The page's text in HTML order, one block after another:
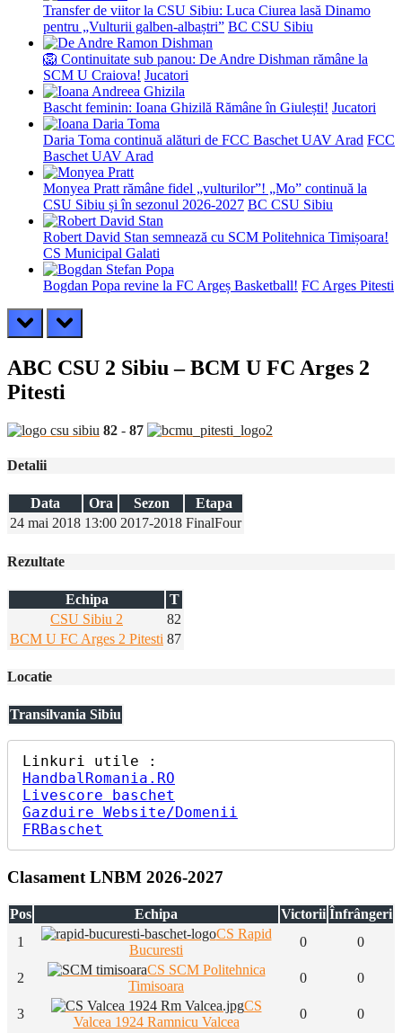
Transfer de viitor la CSU Sibiu: Luca Ciurea lasă Dinamo
pentru „Vulturii galben-albaștri” BC CSU Sibiu
🦁 Continuitate sub panou: De Andre Dishman rămâne la
SCM U Craiova! Jucatori
Bascht feminin: Ioana Ghizilă Rămâne în Giulești! Jucatori
Daria Toma continuă alături de FCC Baschet UAV Arad FCC
Baschet UAV Arad
Monyea Pratt rămâne fidel „vulturilor”! „Mo” continuă la
CSU Sibiu și în sezonul 2026-2027 BC CSU Sibiu
Robert David Stan semnează cu SCM Politehnica Timișoara!
CS Municipal Galati
Bogdan Popa revine la FC Argeș Basketball! FC Arges Pitesti
prev next
ABC CSU 2 Sibiu – BCM U FC Arges 2
Pitesti
82 - 87
Detalii
Data Ora Sezon
Etapa
24 mai 2018 13:00 2017-2018 FinalFour
Rezultate
Echipa
T
CSU Sibiu 2
82
BCM U FC Arges 2 Pitesti 87
Locatie
Transilvania Sibiu
HandbalRomania.RO
Livescore baschet
Gazduire Website/Domenii
FRBaschet
Clasament LNBM 2026-2027
Pos Echipa Victorii Înfrângeri
1
CS Rapid
Bucuresti
0 0
2
CS SCM Politehnica
Timisoara
0 0
3
CS
Valcea 1924 Ramnicu Valcea
0 0